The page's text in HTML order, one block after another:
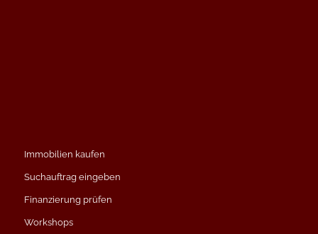
Immobilien kaufen
Suchauftrag eingeben
Finanzierung prüfen
Workshops